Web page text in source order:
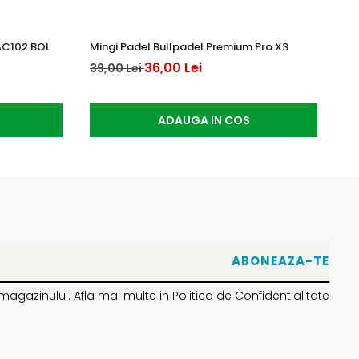
BOL Mingi Padel Bullpadel Premium Pro X3
39,00 Lei36,00 Lei
ADAUGA IN COS
Afla mai multe in Politica de Confidentialitate